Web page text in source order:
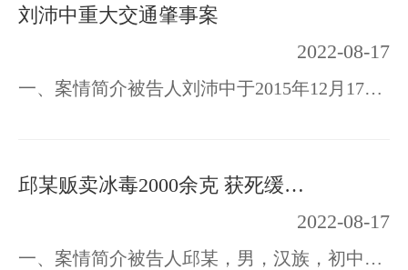
刘沛中重大交通肇事案
2022-08-17
一、案情简介被告人刘沛中于2015年12月17日19时10分许，饮酒后驾驶苏E别克小型客车，沿…
邱某贩卖冰毒2000余克 获死缓成功保命
2022-08-17
一、案情简介被告人邱某，男，汉族，初中文化。因涉嫌贩卖毒品罪，于2010年3月13日被刑…